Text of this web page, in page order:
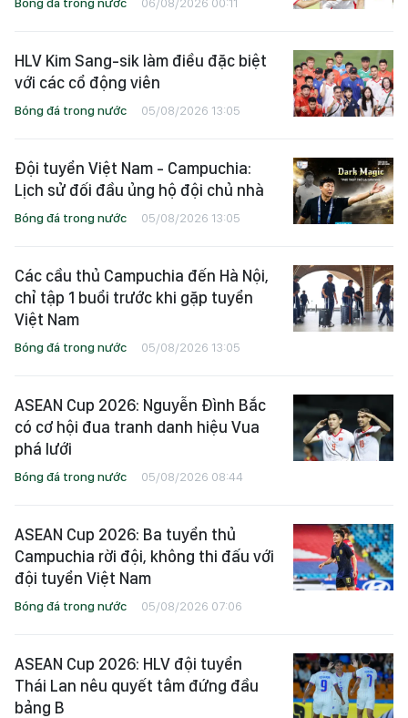
HLV Kim Sang-sik làm điều đặc biệt
với các cổ động viên
Bóng đá trong nước 05/08/2026 13:05
Đội tuyển Việt Nam - Campuchia:
Lịch sử đối đầu ủng hộ đội chủ nhà
Bóng đá trong nước 05/08/2026 13:05
Các cầu thủ Campuchia đến Hà Nội,
chỉ tập 1 buổi trước khi gặp tuyển
Việt Nam
Bóng đá trong nước 05/08/2026 13:05
ASEAN Cup 2026: Nguyễn Đình Bắc
có cơ hội đua tranh danh hiệu Vua
phá lưới
Bóng đá trong nước 05/08/2026 08:44
ASEAN Cup 2026: Ba tuyển thủ
Campuchia rời đội, không thi đấu với
đội tuyển Việt Nam
Bóng đá trong nước 05/08/2026 07:06
ASEAN Cup 2026: HLV đội tuyển
Thái Lan nêu quyết tâm đứng đầu
bảng B